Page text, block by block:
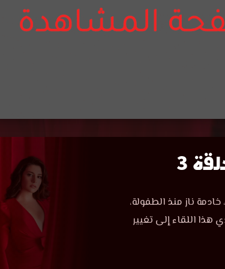
3
خادمة ناز منذ الطفولة،
اللقاء إلى تغيير